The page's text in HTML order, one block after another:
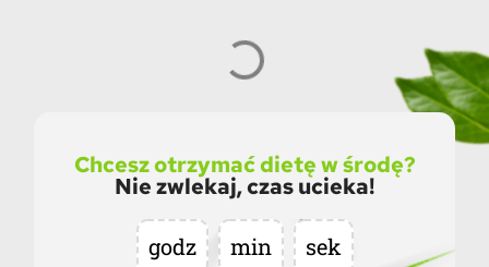
Chcesz otrzymać dietę w środę?
Nie zwlekaj, czas ucieka!
godz min sek